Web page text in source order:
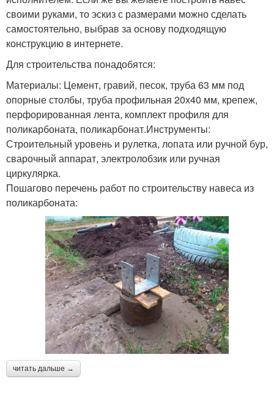
своими руками, то эскиз с размерами можно сделать
самостоятельно, выбрав за основу подходящую
конструкцию в интернете.
Для строительства понадобятся:
Материалы: Цемент, гравий, песок, труба 63 мм под
опорные столбы, труба профильная 20х40 мм, крепеж,
перфорированная лента, комплект профиля для
поликарбоната, поликарбонат.Инструменты:
Строительный уровень и рулетка, лопата или ручной бур,
сварочный аппарат, электролобзик или ручная
циркулярка.
Пошагово перечень работ по строительству навеса из
поликарбоната:
читать дальше →